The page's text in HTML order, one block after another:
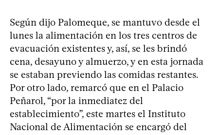
Según dijo Palomeque, se mantuvo desde el
lunes la alimentación en los tres centros de
evacuación existentes y, así, se les brindó
cena, desayuno y almuerzo, y en esta jornada
se estaban previendo las comidas restantes.
Por otro lado, remarcó que en el Palacio
Peñarol, “por la inmediatez del
establecimiento”, este martes el Instituto
Nacional de Alimentación se encargó del